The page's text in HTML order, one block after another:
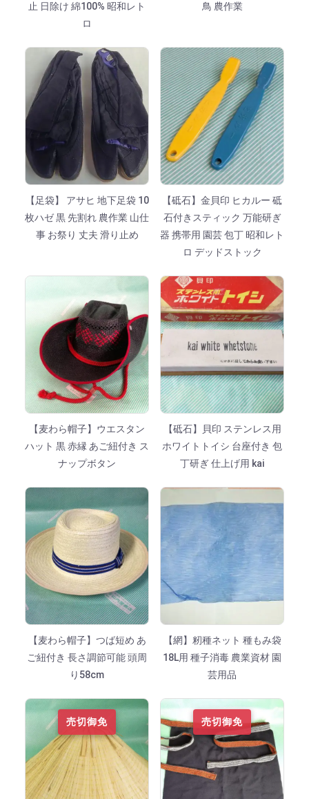
止 日除け 綿100% 昭和レト
ロ
鳥 農作業
【足袋】 アサヒ 地下足袋 10
枚ハゼ 黒 先割れ 農作業 山仕
事 お祭り 丈夫 滑り止め
【砥石】金貝印 ヒカルー 砥
石付きスティック 万能研ぎ
器 携帯用 園芸 包丁 昭和レト
ロ デッドストック
【麦わら帽子】ウエスタン
ハット 黒 赤縁 あご紐付き ス
ナップボタン
【砥石】貝印 ステンレス用
ホワイトトイシ 台座付き 包
丁研ぎ 仕上げ用 kai
【麦わら帽子】つば短め あ
ご紐付き 長さ調節可能 頭周
り58cm
【網】籾種ネット 種もみ袋
18L用 種子消毒 農業資材 園
芸用品
売切御免 売切御免